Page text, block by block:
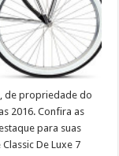
de propriedade do
2016. Confira as
para suas
De Luxe 7